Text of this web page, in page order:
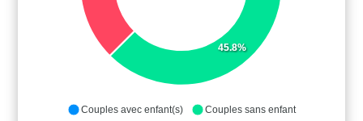
45.8%
Couples avec enfant(s)
Couples sans enfant